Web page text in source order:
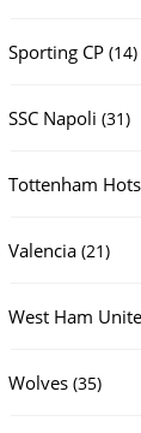
Sporting CP 1414
SSC Napoli 3131
Tottenham
Valencia 2121
West Ham
Wolves 3535